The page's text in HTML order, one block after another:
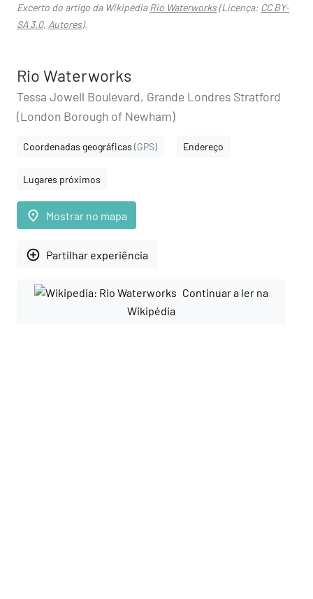
Excerto do artigo da WikipédiaRio Waterworks(Licença: CC BY-
SA 3.0, Autores).
Rio Waterworks
Tessa Jowell Boulevard, Grande Londres Stratford
(London Borough of Newham)
Coordenadas geográficas (GPS) Endereço
Lugares próximos
place Mostrar no mapa
add_circle_outline Partilhar experiência
Continuar a ler na
Wikipédia